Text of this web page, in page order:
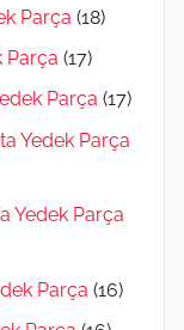
Parça (18)
Parça (17)
Parça (17)
Yedek Parça
Yedek Parça
Parça (16)